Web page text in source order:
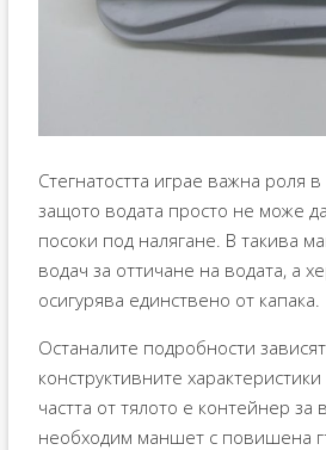
Стегнатостта играе важна роля
защото водата просто не може
посоки под налягане. В такива
водач за оттичане на водата, а
осигурява единствено от капака.
Останалите подробности
конструктивните
частта от тялото е контейнер за
необходим маншет с повишена